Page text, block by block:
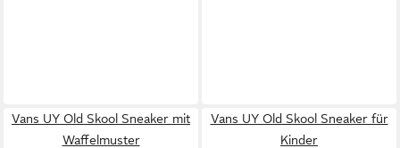
Vans UY Old Skool Sneaker mit
Waffelmuster
Vans UY Old Skool Sneaker für
Kinder